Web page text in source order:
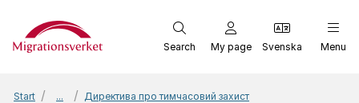
Start
Search My page Svenska Menu
Start ... Директива про тимчасовий захист